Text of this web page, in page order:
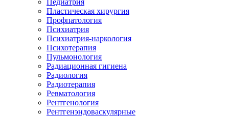
Педиатрия
Пластическая хирургия
Профпатология
Психиатрия
Психиатрия-наркология
Психотерапия
Пульмонология
Радиационная гигиена
Радиология
Радиотерапия
Ревматология
Рентгенология
Рентгенэндоваскулярные